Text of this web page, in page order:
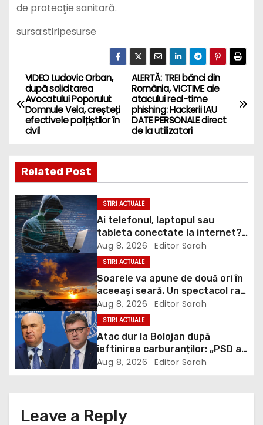
de protecţie sanitară.
sursa:stiripesurse
P
o
s
t
n
a
v
i
g
a
t
i
n
ALERTĂ: TREI bănci din
România, VICTIME ale
atacului real-time
phishing: Hackerii IAU
DATE PERSONALE direct
de la utilizatori
VIDEO Ludovic Orban,
după solicitarea
Avocatului Poporului:
Domnule Vela, creșteți
efectivele polițiștilor în
civil
Related Post
STIRI ACTUALE
Ai telefonul, laptopul sau
tableta conectate la internet?
DNSC avertizează asupra unui
risc pe care mulți utilizatori îl
ignoră
Aug 8, 2026 Editor Sarah
STIRI ACTUALE
Soarele va apune de două ori în
aceeași seară. Un spectacol rar
va întrerupe liniștea unui sat
din Europa
Aug 8, 2026 Editor Sarah
STIRI ACTUALE
Atac dur la Bolojan după
ieftinirea carburanților: „PSD a
scris legea. Dumneavoastră ați
Aug 8, 2026 Editor Sarah
Leave a Reply